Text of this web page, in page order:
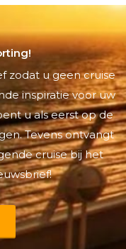
zodat u geen cruise
inspiratie voor uw
u als eerst op de
Tevens ontvangt
cruise bij het